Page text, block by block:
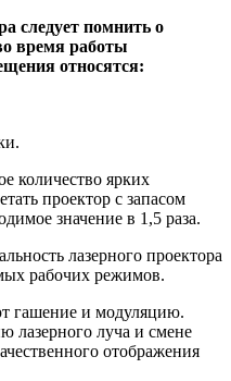
следует помнить о
время работы
относятся:
количество ярких
проектор с запасом
значение в 1,5 раза.
лазерного проектора
рабочих режимов.
гашение и модуляцию.
лазерного луча и смене
отображения